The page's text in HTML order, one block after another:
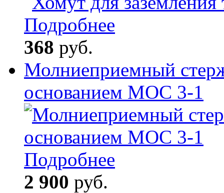
Подробнее
368 руб.
Молниеприемный
основанием МОС 3-1
Подробнее
2 900 руб.